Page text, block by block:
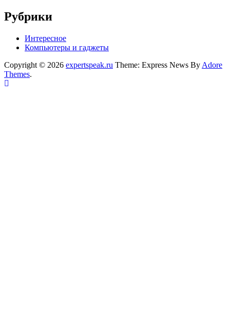
Рубрики
Интересное
Компьютеры и гаджеты
Copyright © 2026 expertspeak.ru Theme: Express News By Adore
Themes.